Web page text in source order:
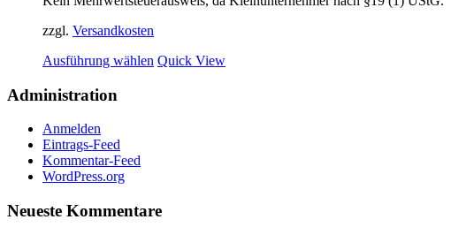
können
Produktseite
gewählt
zzgl. Versandkosten
Ausführung wählen Dieses
der
Quick View
Administration
Anmelden
Eintrags-Feed
Kommentar-Feed
WordPress.org
Neueste Kommentare